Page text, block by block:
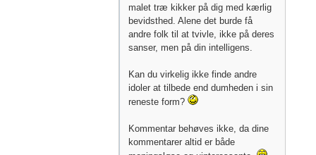
malet træ kikker på dig med kærlig
bevidsthed. Alene det burde få
andre folk til at tvivle, ikke på deres
sanser, men på din intelligens.
Kan du virkelig ikke finde andre
idoler at tilbede end dumheden i sin
reneste form?
Kommentar behøves ikke, da dine
kommentarer altid er både